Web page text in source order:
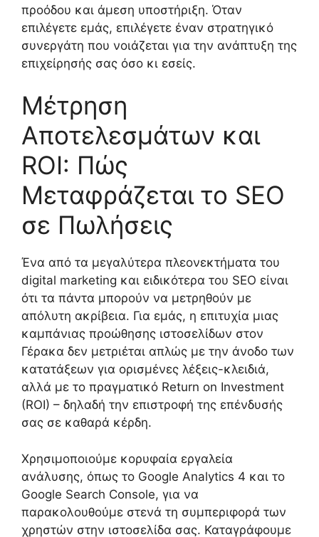
προόδου και άμεση υποστήριξη. Όταν
επιλέγετε εμάς, επιλέγετε έναν στρατηγικό
συνεργάτη που νοιάζεται για την ανάπτυξη της
επιχείρησής σας όσο κι εσείς.
Μέτρηση
Αποτελεσμάτων και
ROI: Πώς
Μεταφράζεται το SEO
σε Πωλήσεις
Ένα από τα μεγαλύτερα πλεονεκτήματα του
digital marketing και ειδικότερα του SEO είναι
ότι τα πάντα μπορούν να μετρηθούν με
απόλυτη ακρίβεια. Για εμάς, η επιτυχία μιας
καμπάνιας προώθησης ιστοσελίδων στον
Γέρακα δεν μετριέται απλώς με την άνοδο των
κατατάξεων για ορισμένες λέξεις-κλειδιά,
αλλά με το πραγματικό Return on Investment
(ROI) – δηλαδή την επιστροφή της επένδυσής
σας σε καθαρά κέρδη.
Χρησιμοποιούμε κορυφαία εργαλεία
ανάλυσης, όπως το Google Analytics 4 και το
Google Search Console, για να
παρακολουθούμε στενά τη συμπεριφορά των
χρηστών στην ιστοσελίδα σας. Καταγράφουμε